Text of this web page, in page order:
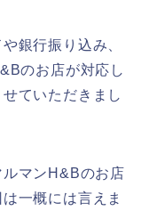
銀行振り込み、
のお店が対応し
ていただきまし
マンH&Bのお店
一概には言えま